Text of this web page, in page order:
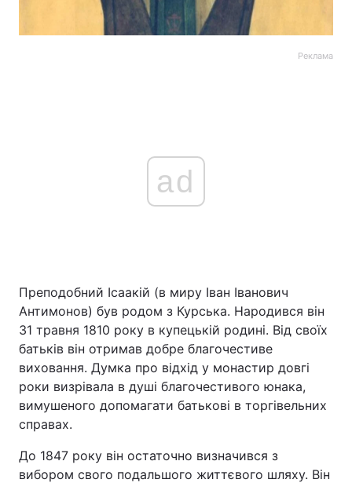
Головна Війна
Україна
Економіка Світ
Реклама
ad
Преподобний Ісаакій (в миру Іван Іванович
Антимонов) був родом з Курська. Народився він
31 травня 1810 року в купецькій родині. Від своїх
батьків він отримав добре благочестиве
виховання. Думка про відхід у монастир довгі
роки визрівала в душі благочестивого юнака,
вимушеного допомагати батькові в торгівельних
справах.
До 1847 року він остаточно визначився з
вибором свого подальшого життєвого шляху. Він